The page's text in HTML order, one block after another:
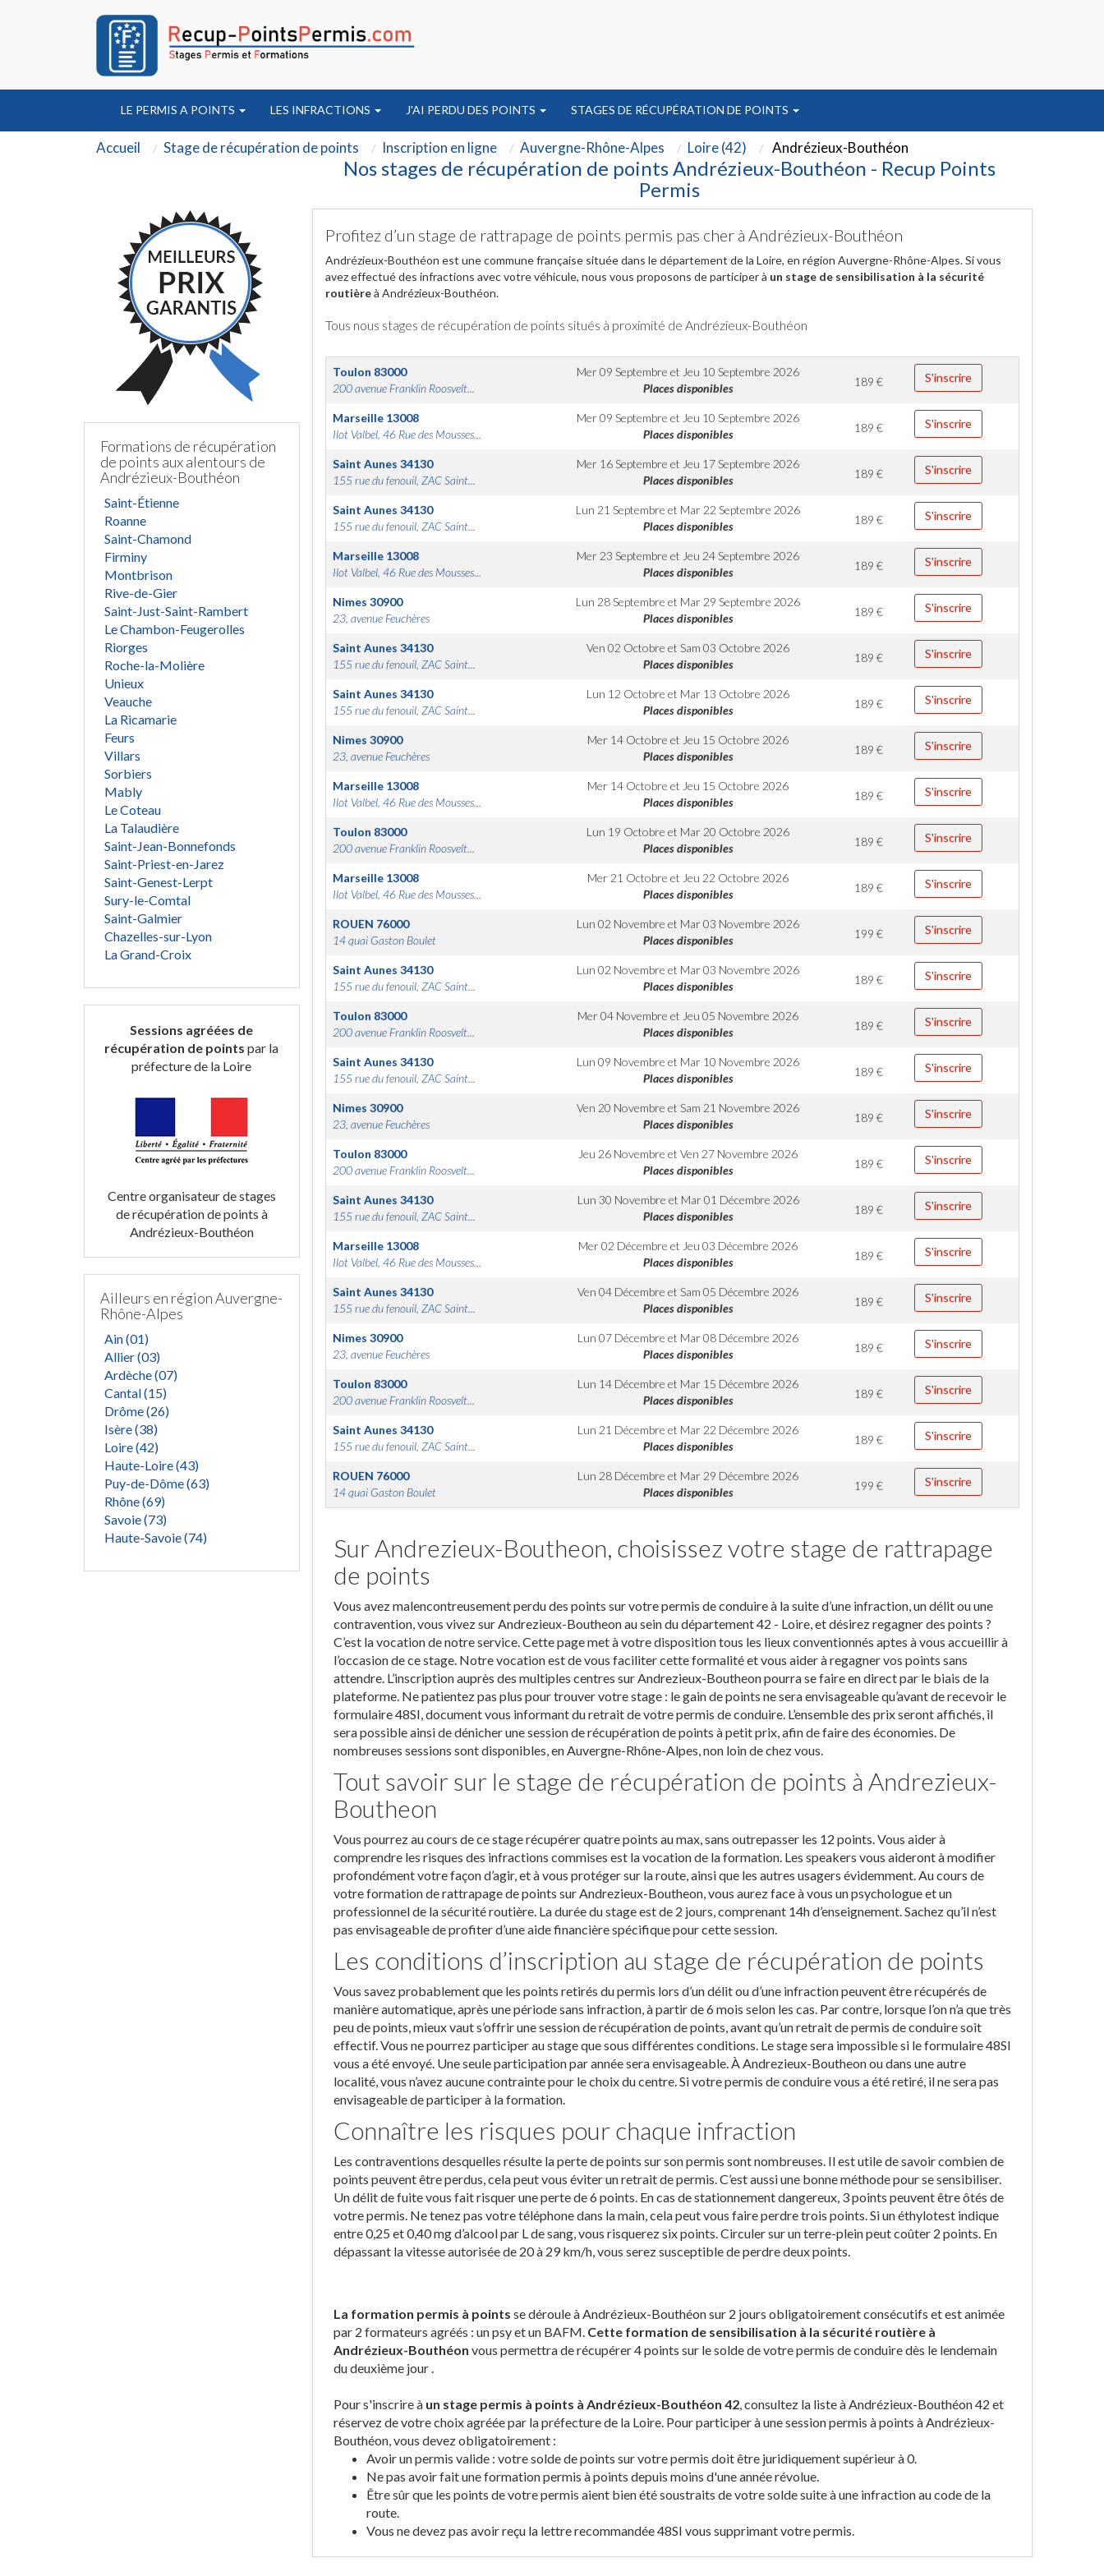
LE PERMIS A POINTS LES INFRACTIONS J'AI PERDU DES POINTS STAGES DE RÉCUPÉRATION DE POINTS
Accueil Stage de récupération de points Inscription en ligne Auvergne-Rhône-Alpes Loire (42) Andrézieux-Bouthéon
Nos stages de récupération de points Andrézieux-Bouthéon - Recup Points
Permis
Formations de récupération
de points aux alentours de
Andrézieux-Bouthéon
Saint-Étienne
Roanne
Saint-Chamond
Firminy
Montbrison
Rive-de-Gier
Saint-Just-Saint-Rambert
Le Chambon-Feugerolles
Riorges
Roche-la-Molière
Unieux
Veauche
La Ricamarie
Feurs
Villars
Sorbiers
Mably
Le Coteau
La Talaudière
Saint-Jean-Bonnefonds
Saint-Priest-en-Jarez
Saint-Genest-Lerpt
Sury-le-Comtal
Saint-Galmier
Chazelles-sur-Lyon
La Grand-Croix
Sessions agréées de
récupération de points par la
préfecture de la Loire
Centre organisateur de stages
de récupération de points à
Andrézieux-Bouthéon
Ailleurs en région Auvergne-
Rhône-Alpes
Ain (01)
Allier (03)
Ardèche (07)
Cantal (15)
Drôme (26)
Isère (38)
Loire (42)
Haute-Loire (43)
Puy-de-Dôme (63)
Rhône (69)
Savoie (73)
Haute-Savoie (74)
Profitez d’un stage de rattrapage de points permis pas cher à Andrézieux-Bouthéon
Andrézieux-Bouthéon est une commune française située dans le département de la Loire, en région Auvergne-Rhône-Alpes. Si vous
avez effectué des infractions avec votre véhicule, nous vous proposons de participer à un stage de sensibilisation à la sécurité
routièreà Andrézieux-Bouthéon.
Tous nous stages de récupération de points situés à proximité de Andrézieux-Bouthéon
Toulon 83000
200 avenue Franklin Roosvelt...
Mer 09 Septembre et Jeu 10 Septembre 2026
Places disponibles
189€ S'inscrire
Marseille 13008
Ilot Valbel, 46 Rue des Mousses...
Mer 09 Septembre et Jeu 10 Septembre 2026
Places disponibles
189€ S'inscrire
Saint Aunes 34130
155 rue du fenouil, ZAC Saint...
Mer 16 Septembre et Jeu 17 Septembre 2026
Places disponibles
189€ S'inscrire
Saint Aunes 34130
155 rue du fenouil, ZAC Saint...
Lun 21 Septembre et Mar 22 Septembre 2026
Places disponibles
189€ S'inscrire
Marseille 13008
Ilot Valbel, 46 Rue des Mousses...
Mer 23 Septembre et Jeu 24 Septembre 2026
Places disponibles
189€ S'inscrire
Nimes 30900
23, avenue Feuchères
Lun 28 Septembre et Mar 29 Septembre 2026
Places disponibles
189€ S'inscrire
Saint Aunes 34130
155 rue du fenouil, ZAC Saint...
Ven 02 Octobre etSam 03 Octobre 2026
Places disponibles
189€ S'inscrire
Saint Aunes 34130
155 rue du fenouil, ZAC Saint...
Lun 12 Octobre et Mar 13 Octobre 2026
Places disponibles
189€ S'inscrire
Nimes 30900
23, avenue Feuchères
Mer 14 Octobre et Jeu 15 Octobre 2026
Places disponibles
189€ S'inscrire
Marseille 13008
Ilot Valbel, 46 Rue des Mousses...
Mer 14 Octobre et Jeu 15 Octobre 2026
Places disponibles
189€ S'inscrire
Toulon 83000
200 avenue Franklin Roosvelt...
Lun 19 Octobre et Mar 20 Octobre 2026
Places disponibles
189€ S'inscrire
Marseille 13008
Ilot Valbel, 46 Rue des Mousses...
Mer 21 Octobre et Jeu 22 Octobre 2026
Places disponibles
189€ S'inscrire
ROUEN 76000
14 quai Gaston Boulet
Lun 02 Novembre et Mar 03 Novembre 2026
Places disponibles
199€ S'inscrire
Saint Aunes 34130
155 rue du fenouil, ZAC Saint...
Lun 02 Novembre et Mar 03 Novembre 2026
Places disponibles
189€ S'inscrire
Toulon 83000
200 avenue Franklin Roosvelt...
Mer 04 Novembre et Jeu 05 Novembre 2026
Places disponibles
189€ S'inscrire
Saint Aunes 34130
155 rue du fenouil, ZAC Saint...
Lun 09 Novembre et Mar 10 Novembre 2026
Places disponibles
189€ S'inscrire
Nimes 30900
23, avenue Feuchères
Ven 20 Novembre etSam 21 Novembre 2026
Places disponibles
189€ S'inscrire
Toulon 83000
200 avenue Franklin Roosvelt...
Jeu 26 Novembre etVen 27 Novembre 2026
Places disponibles
189€ S'inscrire
Saint Aunes 34130
155 rue du fenouil, ZAC Saint...
Lun 30 Novembre et Mar 01 Décembre 2026
Places disponibles
189€ S'inscrire
Marseille 13008
Ilot Valbel, 46 Rue des Mousses...
Mer 02 Décembre et Jeu 03 Décembre 2026
Places disponibles
189€ S'inscrire
Saint Aunes 34130
155 rue du fenouil, ZAC Saint...
Ven 04 Décembre etSam 05 Décembre 2026
Places disponibles
189€ S'inscrire
Nimes 30900
23, avenue Feuchères
Lun 07 Décembre et Mar 08 Décembre 2026
Places disponibles
189€ S'inscrire
Toulon 83000
200 avenue Franklin Roosvelt...
Lun 14 Décembre et Mar 15 Décembre 2026
Places disponibles
189€ S'inscrire
Saint Aunes 34130
155 rue du fenouil, ZAC Saint...
Lun 21 Décembre et Mar 22 Décembre 2026
Places disponibles
189€ S'inscrire
ROUEN 76000
14 quai Gaston Boulet
Lun 28 Décembre et Mar 29 Décembre 2026
Places disponibles
199€ S'inscrire
Sur Andrezieux-Boutheon, choisissez votre stage de rattrapage
de points
Vous avez malencontreusement perdu des points sur votre permis de conduire à la suite d’une infraction, un délit ou une
contravention, vous vivez sur Andrezieux-Boutheon au sein du département 42 - Loire, et désirez regagner des points ?
C’est la vocation de notre service. Cette page met à votre disposition tous les lieux conventionnés aptes à vous accueillir à
l’occasion de ce stage. Notre vocation est de vous faciliter cette formalité et vous aider à regagner vos points sans
attendre. L’inscription auprès des multiples centres sur Andrezieux-Boutheon pourra se faire en direct par le biais de la
plateforme. Ne patientez pas plus pour trouver votre stage : le gain de points ne sera envisageable qu’avant de recevoir le
formulaire 48SI, document vous informant du retrait de votre permis de conduire. L’ensemble des prix seront affichés, il
sera possible ainsi de dénicher une session de récupération de points à petit prix, afin de faire des économies. De
nombreuses sessions sont disponibles, en Auvergne-Rhône-Alpes, non loin de chez vous.
Tout savoir sur le stage de récupération de points à Andrezieux-
Boutheon
Vous pourrez au cours de ce stage récupérer quatre points au max, sans outrepasser les 12 points. Vous aider à
comprendre les risques des infractions commises est la vocation de la formation. Les speakers vous aideront à modifier
profondément votre façon d’agir, et à vous protéger sur la route, ainsi que les autres usagers évidemment. Au cours de
votre formation de rattrapage de points sur Andrezieux-Boutheon, vous aurez face à vous un psychologue et un
professionnel de la sécurité routière. La durée du stage est de 2 jours, comprenant 14h d’enseignement. Sachez qu’il n’est
pas envisageable de profiter d’une aide financière spécifique pour cette session.
Les conditions d’inscription au stage de récupération de points
Vous savez probablement que les points retirés du permis lors d’un délit ou d’une infraction peuvent être récupérés de
manière automatique, après une période sans infraction, à partir de 6 mois selon les cas. Par contre, lorsque l’on n’a que très
peu de points, mieux vaut s’offrir une session de récupération de points, avant qu’un retrait de permis de conduire soit
effectif. Vous ne pourrez participer au stage que sous différentes conditions. Le stage sera impossible si le formulaire 48SI
vous a été envoyé. Une seule participation par année sera envisageable. À Andrezieux-Boutheon ou dans une autre
localité, vous n’avez aucune contrainte pour le choix du centre. Si votre permis de conduire vous a été retiré, il ne sera pas
envisageable de participer à la formation.
Connaître les risques pour chaque infraction
Les contraventions desquelles résulte la perte de points sur son permis sont nombreuses. Il est utile de savoir combien de
points peuvent être perdus, cela peut vous éviter un retrait de permis. C’est aussi une bonne méthode pour se sensibiliser.
Un délit de fuite vous fait risquer une perte de 6 points. En cas de stationnement dangereux, 3 points peuvent être ôtés de
votre permis. Ne tenez pas votre téléphone dans la main, cela peut vous faire perdre trois points. Si un éthylotest indique
entre 0,25 et 0,40 mg d’alcool par L de sang, vous risquerez six points. Circuler sur un terre-plein peut coûter 2 points. En
dépassant la vitesse autorisée de 20 à 29 km/h, vous serez susceptible de perdre deux points.
La formation permis à points se déroule à Andrézieux-Bouthéon sur 2 jours obligatoirement consécutifs et est animée
par 2 formateurs agréés : un psy et un BAFM. Cette formation de sensibilisation à la sécurité routière à
Andrézieux-Bouthéon vous permettra de récupérer 4 points sur le solde de votre permis de conduire dès le lendemain
du deuxième jour .
Pour s'inscrire à un stage permis à points à Andrézieux-Bouthéon 42, consultez la liste à Andrézieux-Bouthéon 42 et
réservez de votre choix agréée par la préfecture de la Loire. Pour participer à une session permis à points à Andrézieux-
Bouthéon, vous devez obligatoirement :
Avoir un permis valide : votre solde de points sur votre permis doit être juridiquement supérieur à 0.
Ne pas avoir fait une formation permis à points depuis moins d'une année révolue.
Être sûr que les points de votre permis aient bien été soustraits de votre solde suite à une infraction au code de la
route.
Vous ne devez pas avoir reçu la lettre recommandée 48SI vous supprimant votre permis.